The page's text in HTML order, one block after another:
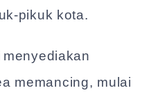
pikuk kota.
memancing, mulai